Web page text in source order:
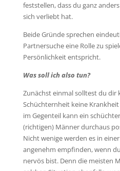
feststellen, dass du ganz
sich verliebt hat.
Beide Gründe sprechen
Partnersuche eine Rolle zu
Persönlichkeit entspricht.
Was soll ich also tun?
Zunächst einmal solltest du dir
Schüchternheit keine
im Gegenteil kann ein
(richtigen) Männer durchaus
Nicht wenige werden es in
angenehm empfinden, wenn
nervös bist. Denn die meisten